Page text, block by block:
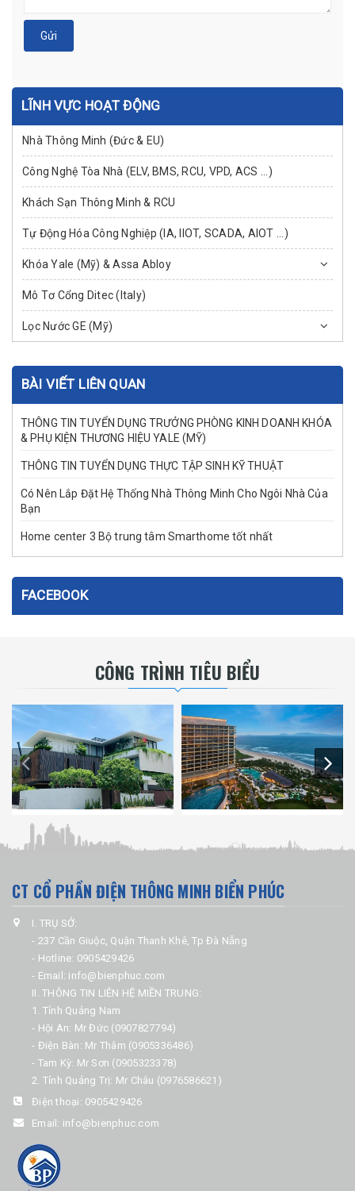
Gửi
LĨNH VỰC HOẠT ĐỘNG
Nhà Thông Minh (Đức & EU)
Công Nghệ Tòa Nhà (ELV, BMS, RCU, VPD, ACS ...)
Khách Sạn Thông Minh & RCU
Tự Động Hóa Công Nghiệp (IA, IIOT, SCADA, AIOT ...)
Khóa Yale (Mỹ) & Assa Abloy
Mô Tơ Cổng Ditec (Italy)
Lọc Nước GE (Mỹ)
BÀI VIẾT LIÊN QUAN
THÔNG TIN TUYỂN DỤNG TRƯỞNG PHÒNG KINH DOANH KHÓA
& PHỤ KIỆN THƯƠNG HIỆU YALE (MỸ)
THÔNG TIN TUYỂN DỤNG THỰC TẬP SINH KỸ THUẬT
Có Nên Lắp Đặt Hệ Thống Nhà Thông Minh Cho Ngôi Nhà Của
Bạn
Home center 3 Bộ trung tâm Smarthome tốt nhất
FACEBOOK
CÔNG TRÌNH TIÊU BIỂU
CT CỔ PHẦN ĐIỆN THÔNG MINH BIỂN PHÚC
I. TRỤ SỞ:
- 237 Cần Giuộc, Quận Thanh Khê, Tp Đà Nẵng
- Hotline: 0905429426
- Email: info@bienphuc.com
II. THÔNG TIN LIÊN HỆ MIỀN TRUNG:
1. Tỉnh Quảng Nam
- Hội An: Mr Đức (0907827794)
- Điện Bàn: Mr Thâm (0905336486)
- Tam Kỳ: Mr Sơn (0905323378)
2. Tỉnh Quảng Trị: Mr Châu (0976586621)
Điện thoại: 0905429426
Email: info@bienphuc.com